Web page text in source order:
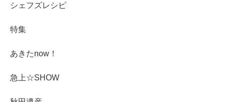
シェフズレシピ
特集
あきたnow！
急上☆SHOW